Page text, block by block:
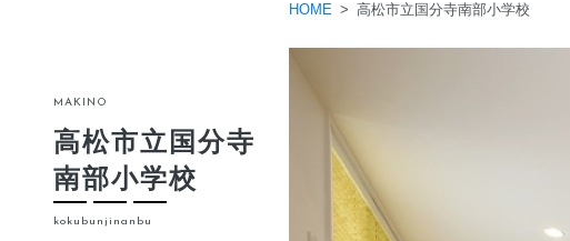
HOME > 高松市立国分寺南部小学校
MAKINO
高松市立国分寺
南部小学校
kokubunjinanbu